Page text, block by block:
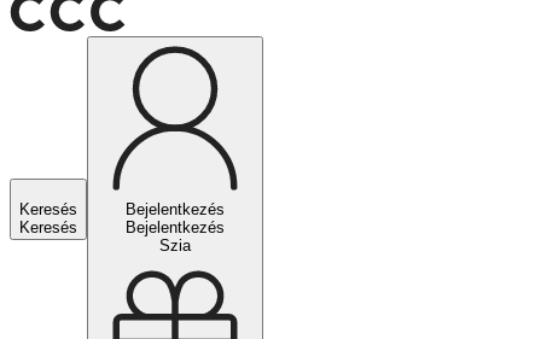
Keresés
Keresés
Bejelentkezés
Bejelentkezés
Szia